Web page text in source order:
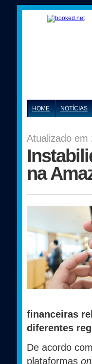
HOME NOTÍCIAS
Atualizado em
na
financeiras
diferentes
De acordo
plataformas